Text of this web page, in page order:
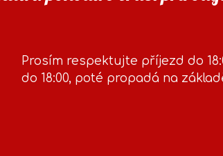
Prosím respektujte příjezd do
do 18:00, poté propadá na